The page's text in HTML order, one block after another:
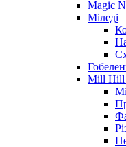
Magic
Міледі
Mill